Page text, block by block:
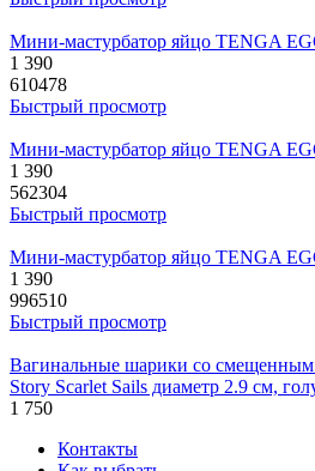
Мини-мастурбатор яйцо TENGA
1 390
610478
Быстрый просмотр
Мини-мастурбатор яйцо TENGA
1 390
562304
Быстрый просмотр
Мини-мастурбатор яйцо TENGA
1 390
996510
Быстрый просмотр
Вагинальные шарики со
Story Scarlet Sails диаметр 2.9 см,
1 750
Контакты